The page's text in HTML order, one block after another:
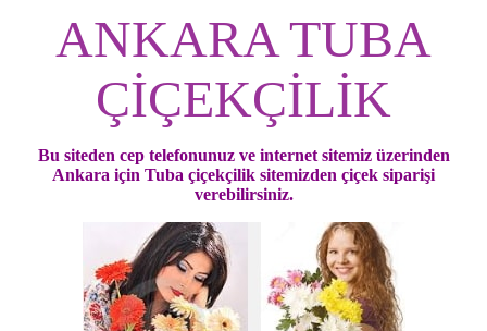
ANKARA TUBA
ÇİÇEKÇİLİK
Bu siteden cep telefonunuz ve internet sitemiz üzerinden
Ankara için Tuba çiçekçilik sitemizden çiçek siparişi
verebilirsiniz.